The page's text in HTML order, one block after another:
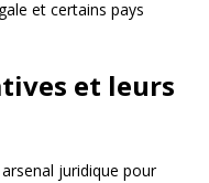
et certains pays
et leurs
juridique pour